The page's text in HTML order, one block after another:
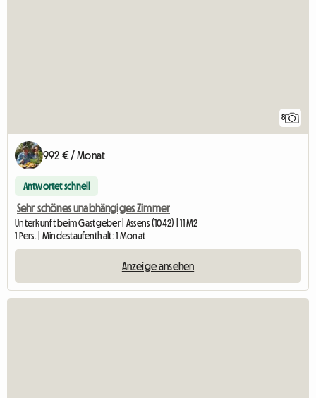
8
992 € / Monat
Antwortet schnell
Sehr schönes unabhängiges Zimmer
Unterkunft beim Gastgeber | Assens (1042) | 11 M2
1 Pers. | Mindestaufenthalt: 1 Monat
Anzeige ansehen